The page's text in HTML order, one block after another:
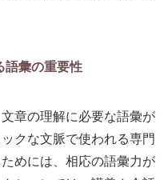
語彙の重要性
章の理解に必要な語彙が
クな文脈で使われる専門
めには、相応の語彙力が